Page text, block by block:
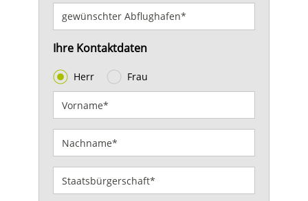
Ihre Kontaktdaten
Herr Frau